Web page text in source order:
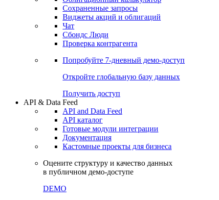
Сохраненные запросы
Виджеты акций и облигаций
Чат
Сбондс Люди
Проверка контрагента
Попробуйте 7-дневный демо-доступ
Откройте глобальную базу данных
Получить доступ
API & Data Feed
API and Data Feed
API каталог
Готовые модули интеграции
Документация
Кастомные проекты для бизнеса
Оцените структуру и качество данных
в публичном демо-доступе
DEMO